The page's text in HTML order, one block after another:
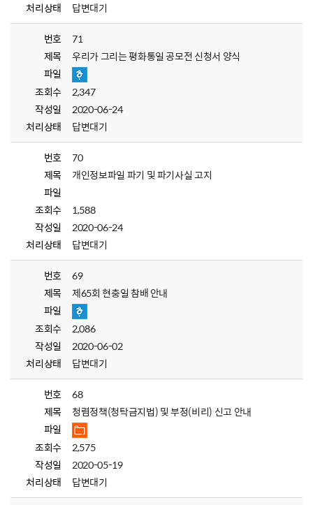
처리상태
답변대기
번호
71
제목
우리가 그리는 평화통일 공모전 신청서 양식
파일
조회수
2,347
작성일
2020-06-24
처리상태
답변대기
번호
70
제목
개인정보파일 파기 및 파기사실 고지
파일
조회수
1,588
작성일
2020-06-24
처리상태
답변대기
번호
69
제목
제65회 현충일 참배 안내
파일
조회수
2,086
작성일
2020-06-02
처리상태
답변대기
번호
68
제목
청렴정책(청탁금지법) 및 부정(비리) 신고 안내
파일
조회수
2,575
작성일
2020-05-19
처리상태
답변대기